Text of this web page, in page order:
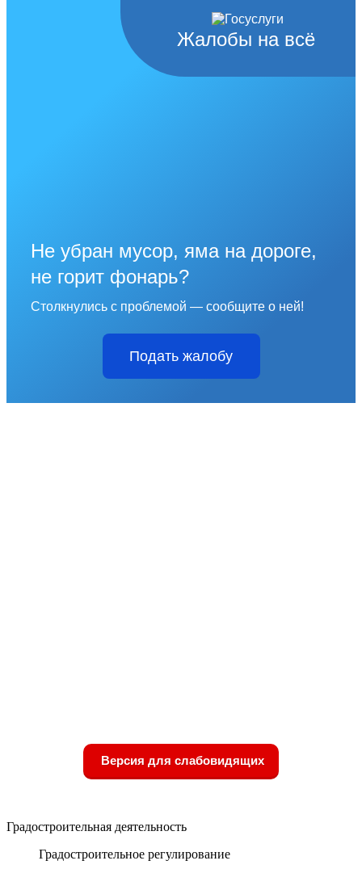
Жалобы на всё
Не убран мусор, яма на дороге,
не горит фонарь?
Столкнулись с проблемой — сообщите о ней!
Подать жалобу
Версия для слабовидящих
Градостроительная деятельность
Градостроительное регулирование